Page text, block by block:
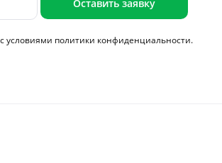
Оставить заявку
условиями политики конфиденциальности.